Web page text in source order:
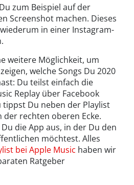
zum Beispiel auf der
Screenshot machen. Dieses
in einer Instagram-
weitere Möglichkeit, um
welche Songs Du 2020
Du teilst einfach die
Replay über Facebook
tippst Du neben der Playlist
rechten oberen Ecke.
die App aus, in der Du den
möchtest. Alles
bei Apple Music haben wir
Ratgeber